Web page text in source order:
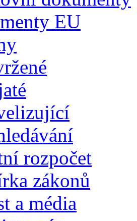
EU
rozpočet
zákonů
a média